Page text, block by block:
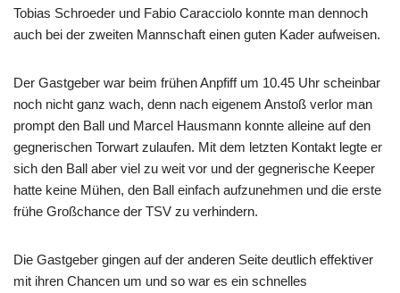
Tobias Schroeder und Fabio Caracciolo konnte man dennoch
auch bei der zweiten Mannschaft einen guten Kader aufweisen.
Der Gastgeber war beim frühen Anpfiff um 10.45 Uhr scheinbar
noch nicht ganz wach, denn nach eigenem Anstoß verlor man
prompt den Ball und Marcel Hausmann konnte alleine auf den
gegnerischen Torwart zulaufen. Mit dem letzten Kontakt legte er
sich den Ball aber viel zu weit vor und der gegnerische Keeper
hatte keine Mühen, den Ball einfach aufzunehmen und die erste
frühe Großchance der TSV zu verhindern.
Die Gastgeber gingen auf der anderen Seite deutlich effektiver
mit ihren Chancen um und so war es ein schnelles